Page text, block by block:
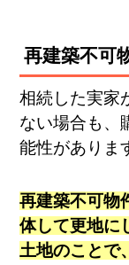
再建築不可
相続した実家
ない場合も、
能性がありま
再建築不可物
体して更地に
土地のことで